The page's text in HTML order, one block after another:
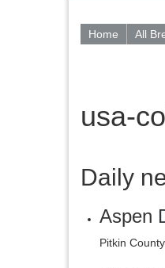
Home All
usa-
Daily
Aspen
Pitkin